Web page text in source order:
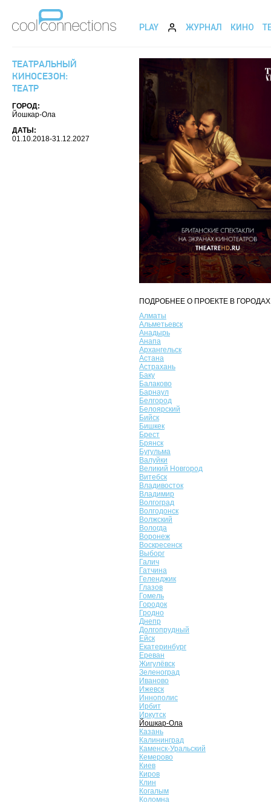
PLAY ЖУРНАЛ КИНО
ТЕАТРАЛЬНЫЙ
КИНОСЕЗОН:
ТЕАТР
ГОРОД:
Йошкар-Ола
ДАТЫ:
01.10.2018-31.12.2027
ПОДРОБНЕЕ О ПРОЕКТЕ В
Алматы
Альметьевск
Анадырь
Анапа
Архангельск
Астана
Астрахань
Баку
Балаково
Барнаул
Белгород
Белоярский
Бийск
Бишкек
Брест
Брянск
Бугульма
Валуйки
Великий Новгород
Витебск
Владивосток
Владимир
Волгоград
Волгодонск
Волжский
Вологда
Воронеж
Воскресенск
Выборг
Галич
Гатчина
Геленджик
Глазов
Гомель
Городок
Гродно
Днепр
Долгопрудный
Ейск
Екатеринбург
Ереван
Жигулёвск
Зеленоград
Иваново
Ижевск
Иннополис
Ирбит
Иркутск
Йошкар-Ола
Казань
Калининград
Каменск-Уральский
Кемерово
Киев
Киров
Клин
Когалым
Коломна